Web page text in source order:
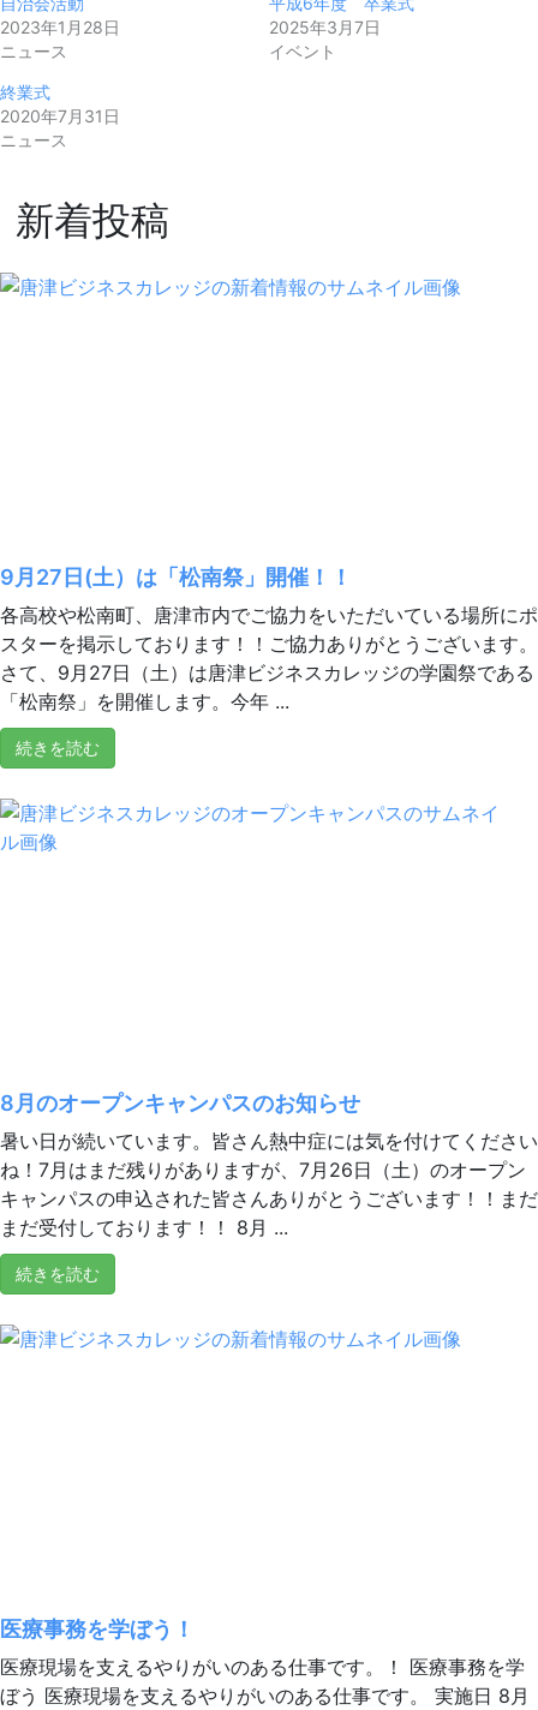
2023年1月28日
ニュース
2025年3月7日
イベント
終業式
2020年7月31日
ニュース
新着投稿
9月27日(土）は「松南祭」開催！！
各高校や松南町、唐津市内でご協力をいただいている場所にポ
スターを掲示しております！！ご協力ありがとうございます。
さて、9月27日（土）は唐津ビジネスカレッジの学園祭である
「松南祭」を開催します。今年 ...
続きを読む
8月のオープンキャンパスのお知らせ
暑い日が続いています。皆さん熱中症には気を付けてください
ね！7月はまだ残りがありますが、7月26日（土）のオープン
キャンパスの申込された皆さんありがとうございます！！まだ
まだ受付しております！！ 8月 ...
続きを読む
医療事務を学ぼう！
医療現場を支えるやりがいのある仕事です。！ 医療事務を学
ぼう 医療現場を支えるやりがいのある仕事です。 実施日 8月